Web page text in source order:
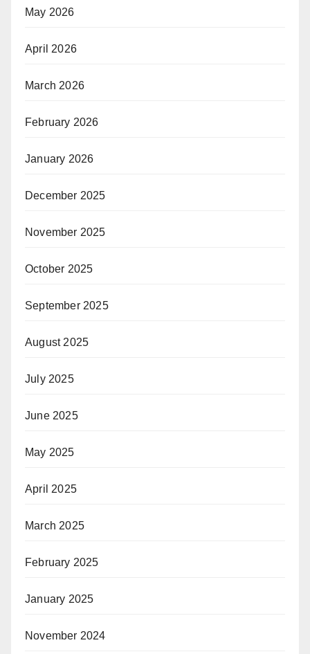
May 2026
April 2026
March 2026
February 2026
January 2026
December 2025
November 2025
October 2025
September 2025
August 2025
July 2025
June 2025
May 2025
April 2025
March 2025
February 2025
January 2025
November 2024